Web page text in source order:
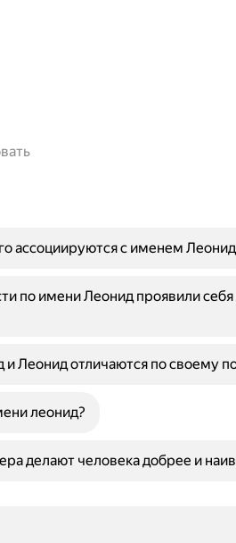
ассоциируются с именем Леонид
по имени Леонид проявили себя
Леонид отличаются по своему
леонид?
делают человека добрее и